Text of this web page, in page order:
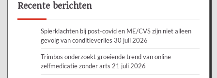
Recente berichten
Spierklachten bij post-covid en ME/CVS zijn niet alleen
gevolg van conditieverlies 30 juli 2026
Trimbos onderzoekt groeiende trend van online
zelfmedicatie zonder arts 21 juli 2026